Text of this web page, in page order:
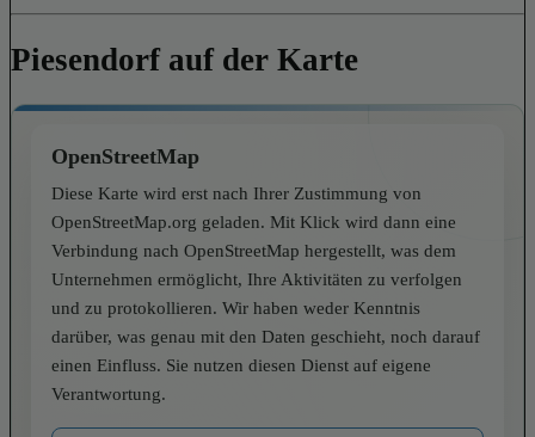
Piesendorf auf der Karte
OpenStreetMap
Diese Karte wird erst nach Ihrer Zustimmung von
OpenStreetMap.org geladen. Mit Klick wird dann eine
Verbindung nach OpenStreetMap hergestellt, was dem
Unternehmen ermöglicht, Ihre Aktivitäten zu verfolgen
und zu protokollieren. Wir haben weder Kenntnis
darüber, was genau mit den Daten geschieht, noch darauf
einen Einfluss. Sie nutzen diesen Dienst auf eigene
Verantwortung.